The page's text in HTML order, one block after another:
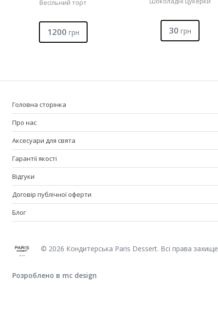
Весільний торт
1200 грн 30 грн
Головна сторінка
Про нас
Аксесуари для свята
Гарантії якості
Відгуки
Договір публічної оферти
Блог
© 2026 Кондитерська Paris Dessert. Всі права
Розроблено в mc design